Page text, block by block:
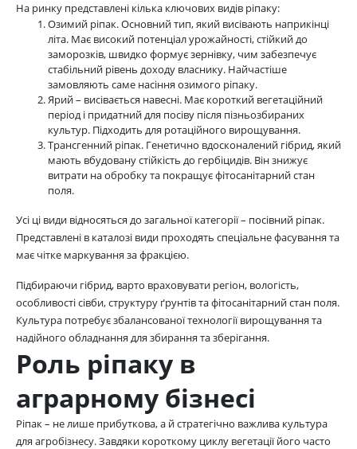
На ринку представлені кілька ключових видів ріпаку:
Озимий ріпак. Основний тип, який висівають наприкінці
літа. Має високий потенціал урожайності, стійкий до
заморозків, швидко формує зернівку, чим забезпечує
стабільний рівень доходу власнику. Найчастіше
замовляють саме насіння озимого ріпаку.
Ярий – висівається навесні. Має короткий вегетаційний
період і придатний для посіву після пізньозбираних
культур. Підходить для ротаційного вирощування.
Трансгенний ріпак. Генетично вдосконалений гібрид, який
мають вбудовану стійкість до гербіцидів. Він знижує
витрати на обробку та покращує фітосанітарний стан
поля.
Усі ці види відносяться до загальної категорії – посівний ріпак.
Представлені в каталозі види проходять спеціальне фасування та
має чітке маркування за фракцією.
Підбираючи гібрид, варто враховувати регіон, вологість,
особливості сівби, структуру ґрунтів та фітосанітарний стан поля.
Культура потребує збалансованої технології вирощування та
надійного обладнання для збирання та зберігання.
Роль ріпаку в
аграрному бізнесі
Ріпак – не лише прибуткова, а й стратегічно важлива культура
для агробізнесу. Завдяки короткому циклу вегетації його часто